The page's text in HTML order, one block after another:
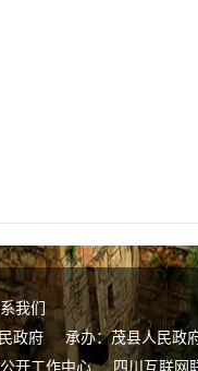
我们
政府 承办：茂县人民政
公开工作中心四川互联网